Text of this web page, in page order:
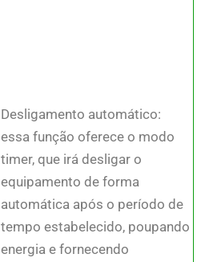
Desligamento automático:
essa função oferece o modo
timer, que irá desligar o
equipamento de forma
automática após o período de
tempo estabelecido, poupando
energia e fornecendo